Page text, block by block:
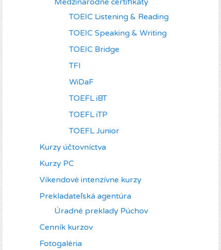
Medzinárodné certifikáty
TOEIC Listening & Reading
TOEIC Speaking & Writing
TOEIC Bridge
TFI
WiDaF
TOEFL iBT
TOEFL iTP
TOEFL Junior
Kurzy účtovníctva
Kurzy PC
Víkendové intenzívne kurzy
Prekladateľská agentúra
Úradné preklady Púchov
Cenník kurzov
Fotogaléria